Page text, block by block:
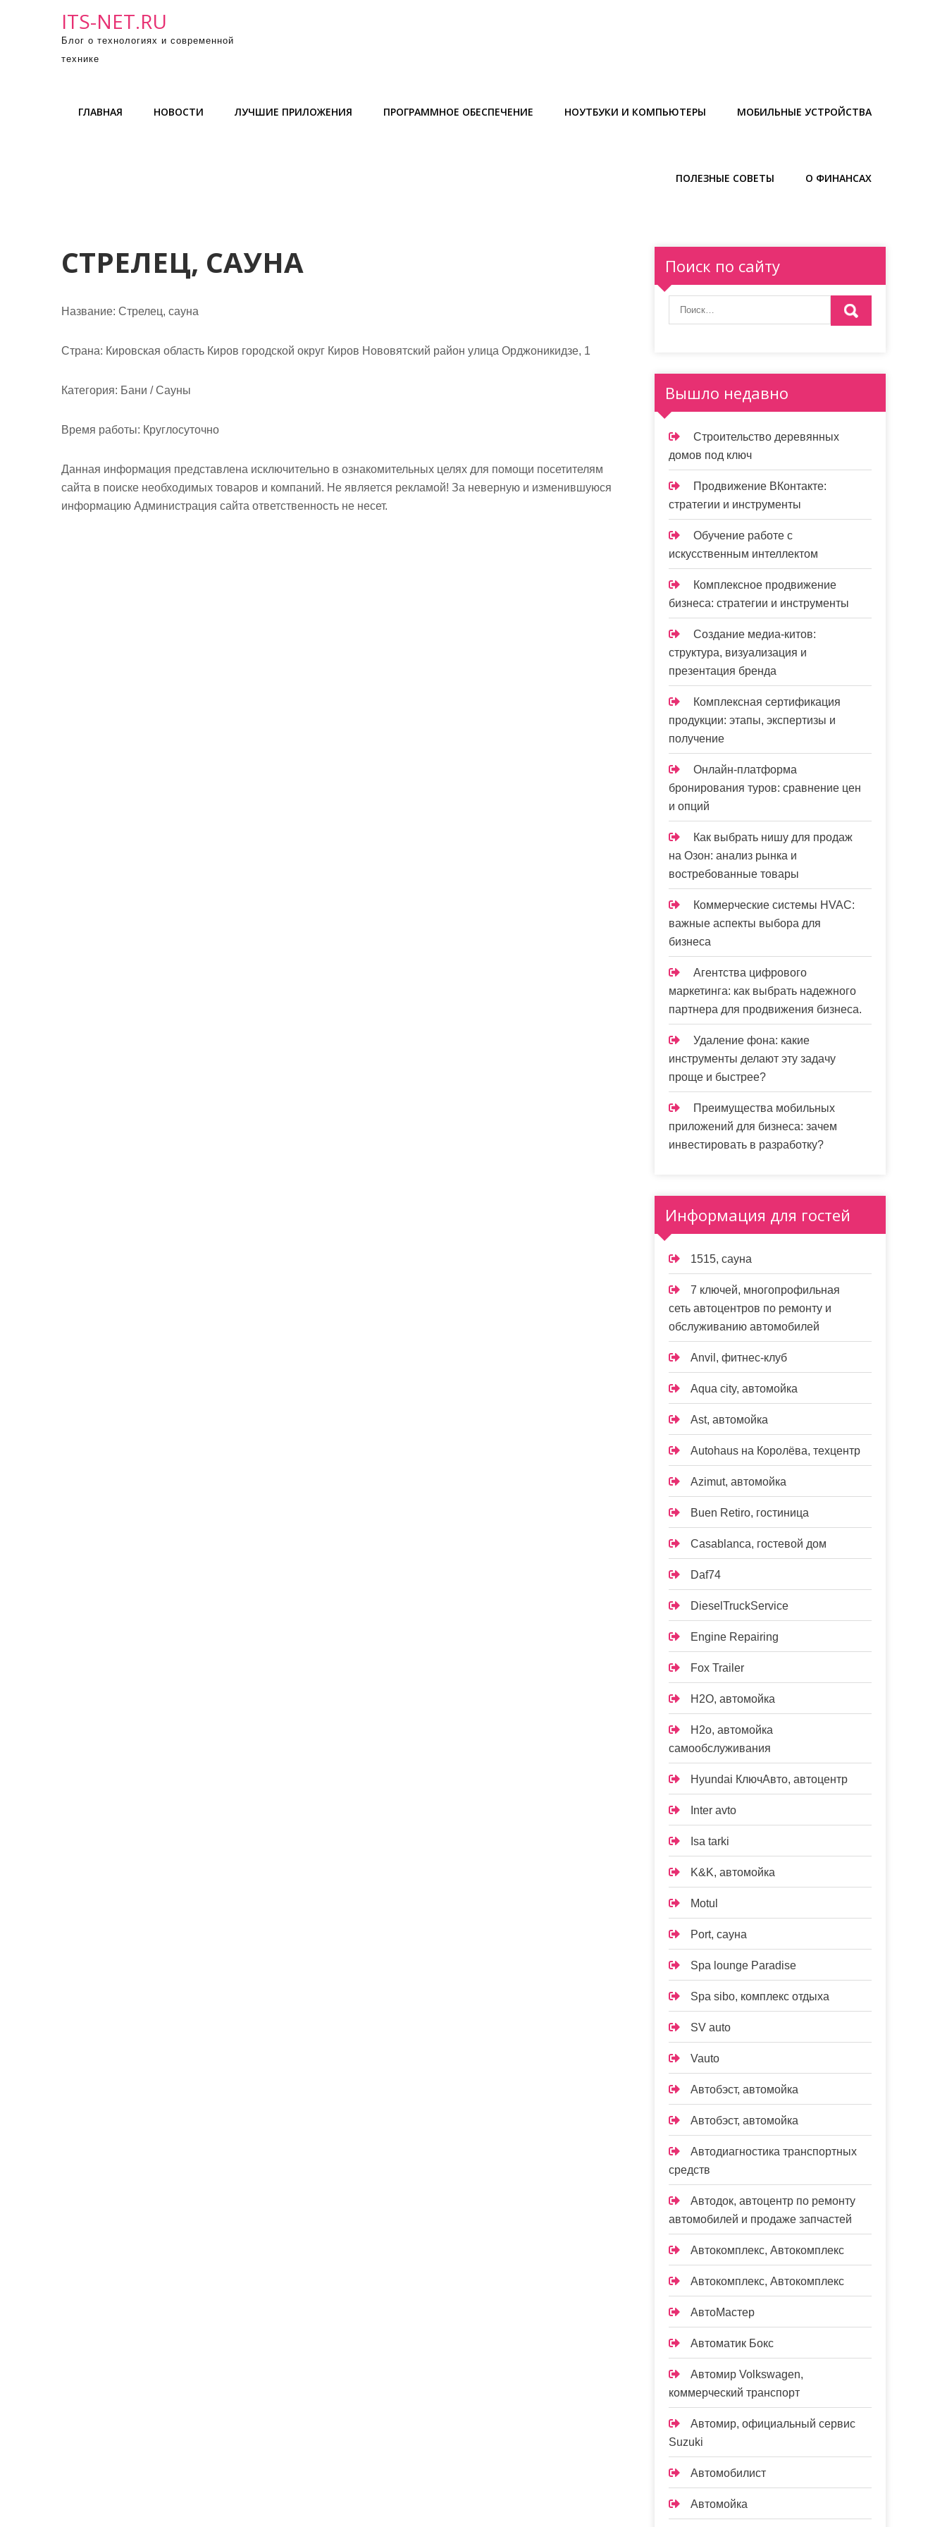
ITS-NET.RU
Блог о технологиях и современной
технике
ГЛАВНАЯ НОВОСТИ ЛУЧШИЕ ПРИЛОЖЕНИЯ ПРОГРАММНОЕ ОБЕСПЕЧЕНИЕ НОУТБУКИ И КОМПЬЮТЕРЫ МОБИЛЬНЫЕ УСТРОЙСТВА
ПОЛЕЗНЫЕ СОВЕТЫ О ФИНАНСАХ
СТРЕЛЕЦ, САУНА
Название: Стрелец, сауна
Страна: Кировская область Киров городской округ Киров Нововятский район улица Орджоникидзе, 1
Категория: Бани / Сауны
Время работы: Круглосуточно
Данная информация представлена исключительно в ознакомительных целях для помощи посетителям
сайта в поиске необходимых товаров и компаний. Не является рекламой! За неверную и изменившуюся
информацию Администрация сайта ответственность не несет.
Поиск по сайту
Вышло недавно
Строительство деревянных
домов под ключ
Продвижение ВКонтакте:
стратегии и инструменты
Обучение работе с
искусственным интеллектом
Комплексное продвижение
бизнеса: стратегии и инструменты
Создание медиа-китов:
структура, визуализация и
презентация бренда
Комплексная сертификация
продукции: этапы, экспертизы и
получение
Онлайн-платформа
бронирования туров: сравнение цен
и опций
Как выбрать нишу для продаж
на Озон: анализ рынка и
востребованные товары
Коммерческие системы HVAC:
важные аспекты выбора для
бизнеса
Агентства цифрового
маркетинга: как выбрать надежного
партнера для продвижения бизнеса.
Удаление фона: какие
инструменты делают эту задачу
проще и быстрее?
Преимущества мобильных
приложений для бизнеса: зачем
инвестировать в разработку?
Информация для гостей
1515, сауна
7 ключей, многопрофильная
сеть автоцентров по ремонту и
обслуживанию автомобилей
Anvil, фитнес-клуб
Aqua city, автомойка
Ast, автомойка
Autohaus на Королёва, техцентр
Azimut, автомойка
Buen Retiro, гостиница
Casablanca, гостевой дом
Daf74
DieselTruckService
Engine Repairing
Fox Trailer
H2O, автомойка
H2o, автомойка
самообслуживания
Hyundai КлючАвто, автоцентр
Inter avto
Isa tarki
K&K, автомойка
Motul
Port, сауна
Spa lounge Paradise
Spa sibo, комплекс отдыха
SV auto
Vauto
Автобэст, автомойка
Автобэст, автомойка
Автодиагностика транспортных
средств
Автодок, автоцентр по ремонту
автомобилей и продаже запчастей
Автокомплекс, Автокомплекс
Автокомплекс, Автокомплекс
АвтоМастер
Автоматик Бокс
Автомир Volkswagen,
коммерческий транспорт
Автомир, официальный сервис
Suzuki
Автомобилист
Автомойка